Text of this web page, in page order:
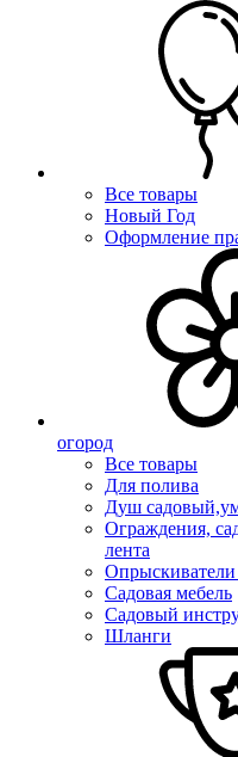
Все товары
Новый Год
Оформление
огород
Все товары
Для полива
Душ
Ограждения,
лента
Опрыскиватели
Садовая мебель
Садовый
Шланги